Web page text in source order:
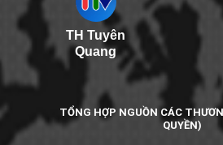
TH Tuyên
Quang
TỔNG HỢP NGUỒN CÁC
QUYỀN)